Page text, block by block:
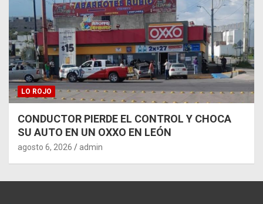
LO ROJO
CONDUCTOR PIERDE EL CONTROL Y CHOCA
SU AUTO EN UN OXXO EN LEÓN
agosto 6, 2026 admin